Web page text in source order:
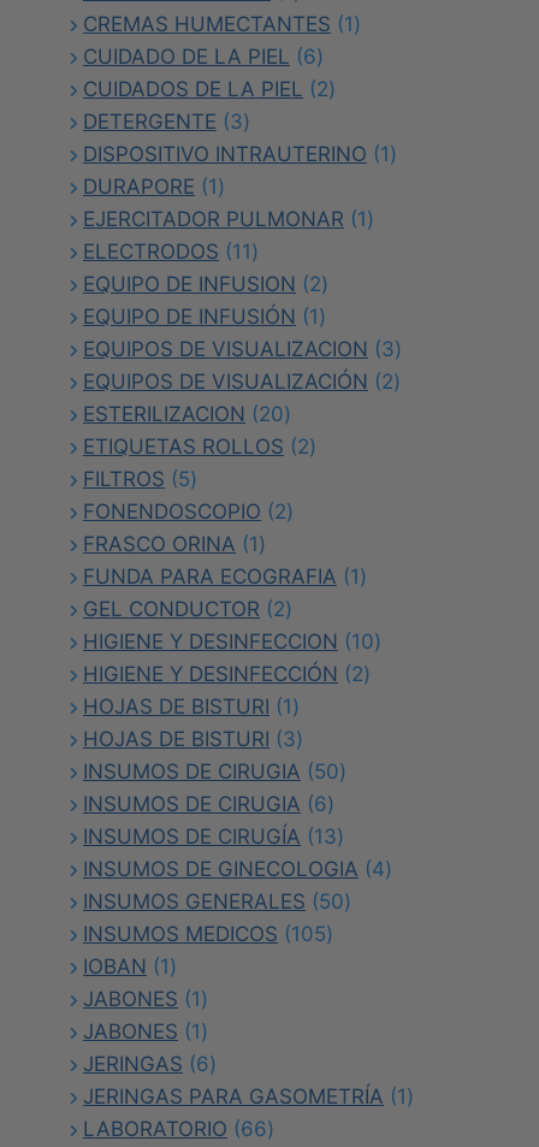
producto
CREMAS HUMECTANTES 11
CUIDADO DE LA PIEL 66
productos
CUIDADOS DE LA PIEL 22
DETERGENTE 33
productos
DISPOSITIVO INTRAUTERINO 11
DURAPORE 11
producto
EJERCITADOR PULMONAR 11
ELECTRODOS 1111
productos
EQUIPO DE INFUSION 22
productos
EQUIPO DE INFUSIÓN 11
producto
EQUIPOS DE VISUALIZACION 33
productos
EQUIPOS DE VISUALIZACIÓN 22
ESTERILIZACION 2020
productos
ETIQUETAS ROLLOS 22
FILTROS 55
productos
FONENDOSCOPIO 22
FRASCO ORINA 11
producto
FUNDA PARA ECOGRAFIA 11
GEL CONDUCTOR 22
productos
HIGIENE Y DESINFECCION 1010
HIGIENE Y DESINFECCIÓN 22
HOJAS DE BISTURI 11
producto
HOJAS DE BISTURI 33
productos
INSUMOS DE CIRUGIA 5050
INSUMOS DE CIRUGIA 66
productos
INSUMOS DE CIRUGÍA 1313
productos
INSUMOS DE GINECOLOGIA 44
INSUMOS GENERALES 5050
INSUMOS MEDICOS 105105
IOBAN 11
producto
JABONES 11
producto
JABONES 11
producto
JERINGAS 66
productos
JERINGAS PARA GASOMETRÍA 11
LABORATORIO 6666